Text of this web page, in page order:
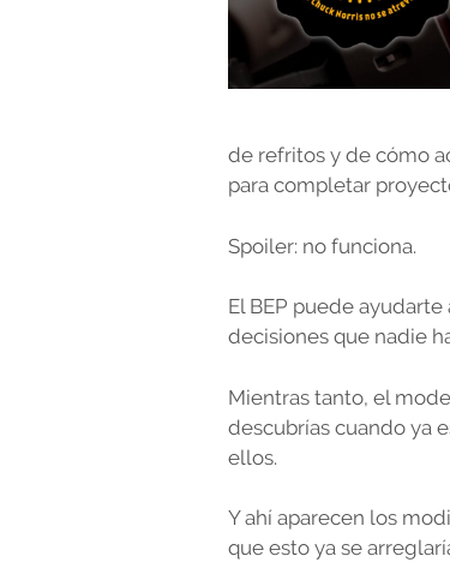
de refritos y de cómo
para completar
Spoiler: no funciona.
El BEP puede
decisiones que nadie
Mientras tanto, el
descubrías cuando ya
ellos.
Y ahí aparecen los
que esto ya se